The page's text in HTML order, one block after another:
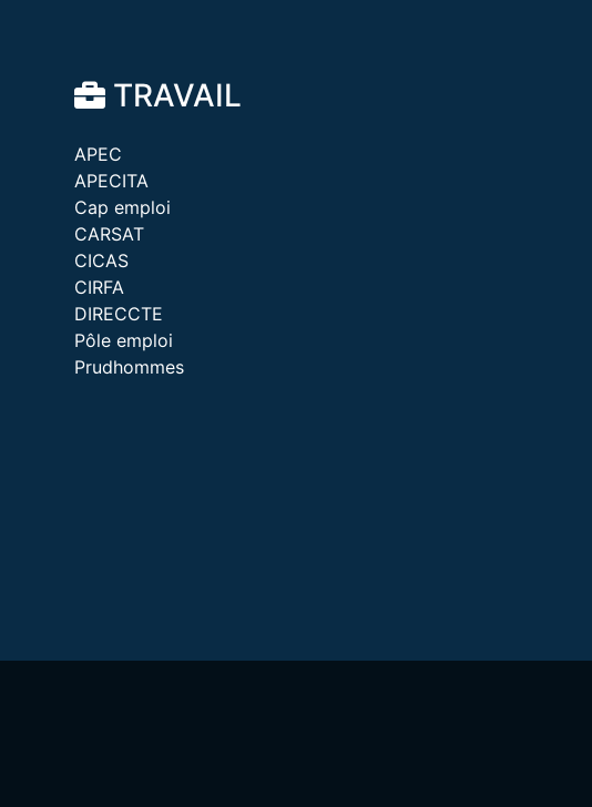
TRAVAIL
APEC
APECITA
Cap emploi
CARSAT
CICAS
CIRFA
DIRECCTE
Pôle emploi
Prudhommes